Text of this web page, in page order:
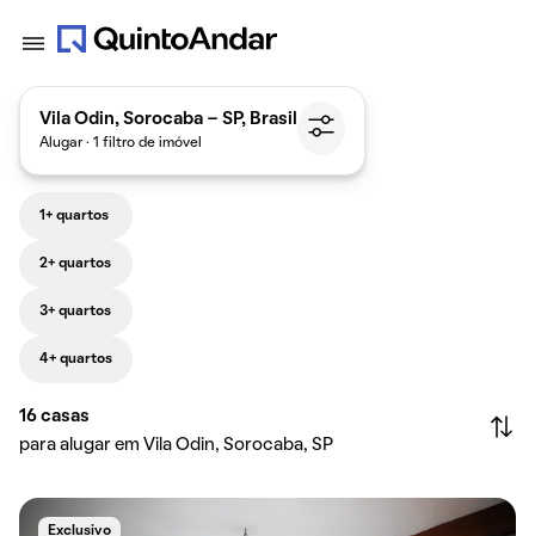
Vila Odin, Sorocaba - SP, Brasil
Alugar · 1 filtro de imóvel
1+ quartos
2+ quartos
3+ quartos
4+ quartos
16 casas
para alugar em Vila Odin, Sorocaba, SP
Exclusivo